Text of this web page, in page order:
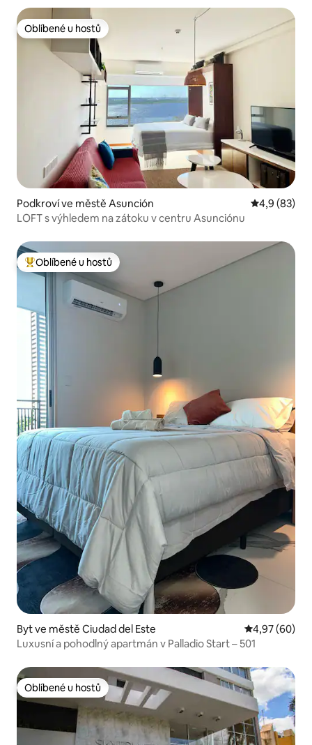
Oblíbené u hostů
Oblíbené u hostů
Podkroví ve městě Asunción Průměrné
4,9 (83)
LOFT s výhledem na zátoku v centru Asunciónu
Nejlepší v kategorii Oblíbené u hostů
Oblíbené u hostů
Byt ve městě Ciudad del Este Průměrné
4,97 (60)
Luxusní a pohodlný apartmán v Palladio Start – 501
Oblíbené u hostů
Oblíbené u hostů